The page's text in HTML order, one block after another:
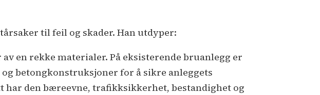
til feil og skader. Han utdyper:
en rekke materialer. På eksisterende bruanlegg er
betongkonstruksjoner for å sikre anleggets
den bæreevne, trafikksikkerhet, bestandighet og